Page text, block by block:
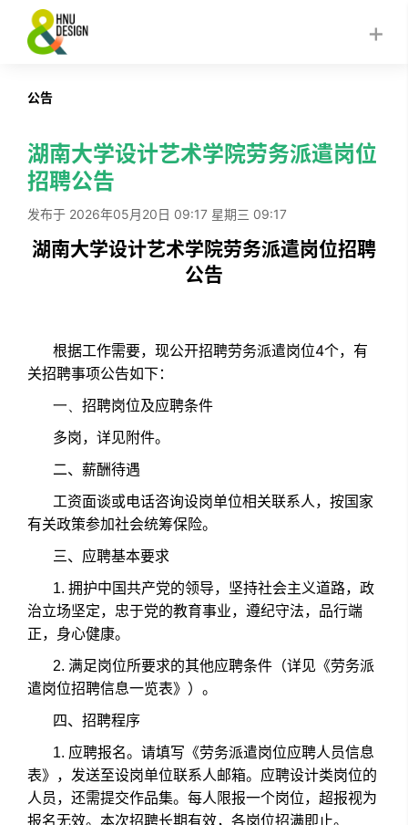
公告
湖南大学设计艺术学院劳务派遣岗位
招聘公告
发布于 2026年05月20日 09:17 星期三 09:17
湖南大学设计艺术学院劳务派遣岗位招聘
公告
根据工作需要，现公开招聘劳务派遣岗位4个，有
关招聘事项公告如下：
一、 招聘岗位及应聘条件
多岗，详见附件。
二、薪酬待遇
工资面谈或电话咨询设岗单位相关联系人，按国家
有关政策参加社会统筹保险。
三、应聘基本要求
1. 拥护中国共产党的领导，坚持社会主义道路，政
治立场坚定，忠于党的教育事业，遵纪守法，品行端
正，身心健康。
2. 满足岗位所要求的其他应聘条件（详见《劳务派
遣岗位招聘信息一览表》）。
四、招聘程序
1. 应聘报名。请填写《劳务派遣岗位应聘人员信息
表》，发送至设岗单位联系人邮箱。应聘设计类岗位的
人员，还需提交作品集。每人限报一个岗位，超报视为
报名无效。本次招聘长期有效，各岗位招满即止。